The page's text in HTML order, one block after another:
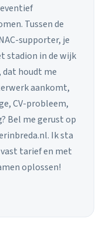
Tussen de
supporter, je
stadion in de wijk
houdt me
aankomt,
CV-probleem,
Bel me gerust op
Ik sta
tarief en met
oplossen!